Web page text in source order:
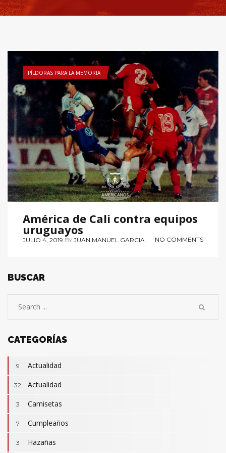
PÍLDORAS PARA LA MEMORIA
América de Cali contra equipos
uruguayos
JULIO 4, 2019 BY JUAN MANUEL GARCIA NO COMMENTS
BUSCAR
CATEGORÍAS
9 Actualidad
32 Actualidad
3 Camisetas
7 Cumpleaños
3 Hazañas